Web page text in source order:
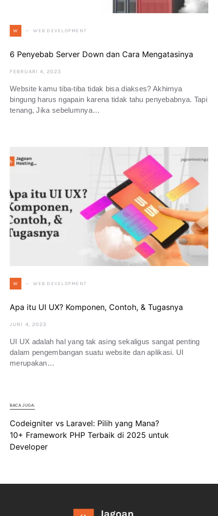
W WEB DEVELOPMENT
6 Penyebab Server Down dan Cara Mengatasinya
FEBRUARI 4, 2023
Website kamu tiba-tiba tidak bisa diakses? Akhirnya
bingung harus ngapain karena tidak tahu penyebabnya. Tapi
tenang, Jika sebelumnya…
W WEB DEVELOPMENT
Apa itu UI UX? Komponen, Contoh, & Tugasnya
JUNI 4, 2023
UI UX adalah hal yang tak asing sekaligus sangat penting
dalam pengembangan suatu website dan aplikasi. UI
merupakan…
BACA JUGA:
Codeigniter vs Laravel: Pilih yang Mana?
10+ Framework PHP Terbaik di 2025 untuk
Developer